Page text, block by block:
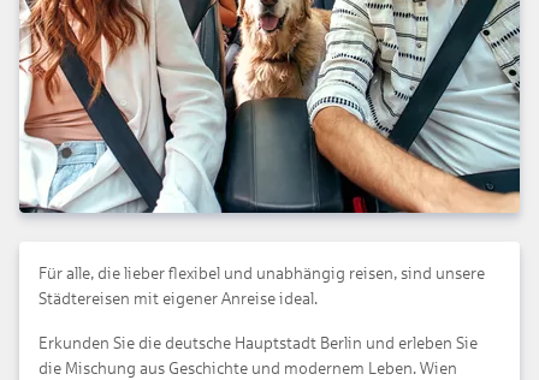
Für alle, die lieber flexibel und unabhängig reisen, sind unsere
Städtereisen mit eigener Anreise ideal.
Erkunden Sie die deutsche Hauptstadt Berlin und erleben Sie
die Mischung aus Geschichte und modernem Leben. Wien